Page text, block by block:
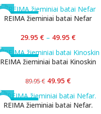
-40%
REIMA žieminiai batai Nefar
29.95 € – 49.95 €
-44%
REIMA žieminiai batai Kinoskin
89.95€ 49.95 €
-40%
REIMA žieminiai batai Nefar.